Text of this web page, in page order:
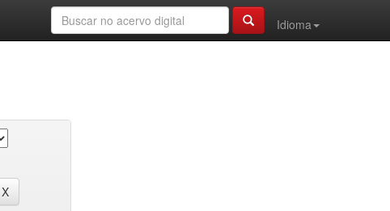
Idioma